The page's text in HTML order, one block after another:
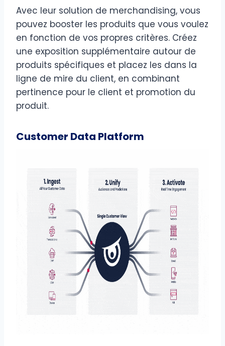
Avec leur solution de merchandising, vous
pouvez booster les produits que vous voulez
en fonction de vos propres critères. Créez
une exposition supplémentaire autour de
produits spécifiques et placez les dans la
ligne de mire du client, en combinant
pertinence pour le client et promotion du
produit.
Customer Data Platform